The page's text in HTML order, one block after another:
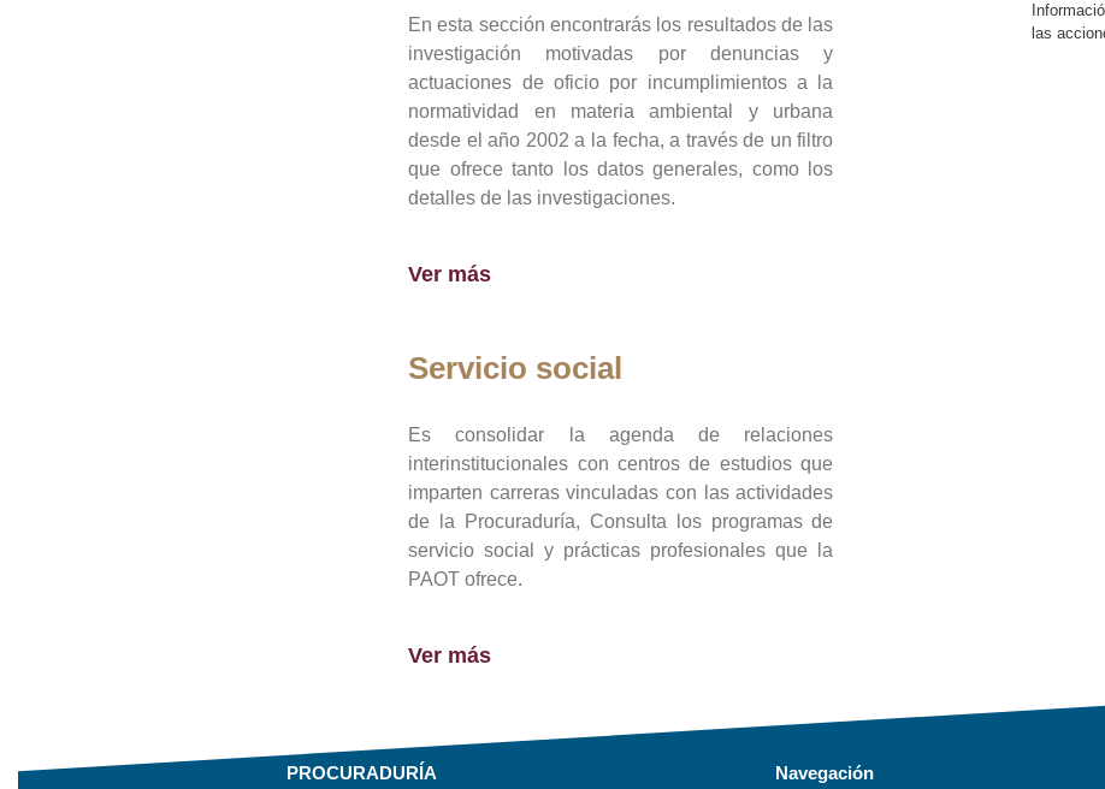
En esta sección encontrarás los resultados de las
investigación motivadas por denuncias y
actuaciones de oficio por incumplimientos a la
normatividad en materia ambiental y urbana
desde el año 2002 a la fecha, a través de un filtro
que ofrece tanto los datos generales, como los
detalles de las investigaciones.
Ver más
Servicio social
Es consolidar la agenda de relaciones
interinstitucionales con centros de estudios que
imparten carreras vinculadas con las actividades
de la Procuraduría, Consulta los programas de
servicio social y prácticas profesionales que la
PAOT ofrece.
Ver más
las
PROCURADURÍA Navegación